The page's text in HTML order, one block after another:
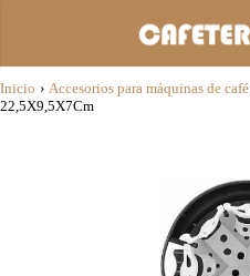
Inicio › Accesorios para máquinas de café
22,5X9,5X7Cm